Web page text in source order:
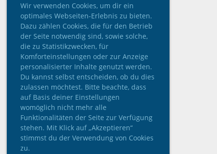
Wir verwenden Cookies, um dir ein
optimales Webseiten-Erlebnis zu bieten.
Dazu zählen Cookies, die für den Betrieb
der Seite notwendig sind, sowie solche,
die zu Statistikzwecken, für
Komforteinstellungen oder zur Anzeige
personalisierter Inhalte genutzt werden.
Du kannst selbst entscheiden, ob du dies
zulassen möchtest. Bitte beachte, dass
auf Basis deiner Einstellungen
womöglich nicht mehr alle
Funktionalitäten der Seite zur Verfügung
stehen. Mit Klick auf „Akzeptieren“
stimmst du der Verwendung von Cookies
zu.